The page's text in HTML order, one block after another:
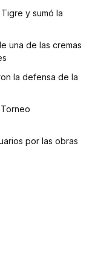
y sumó la
una de las cremas
la defensa de la
por las obras